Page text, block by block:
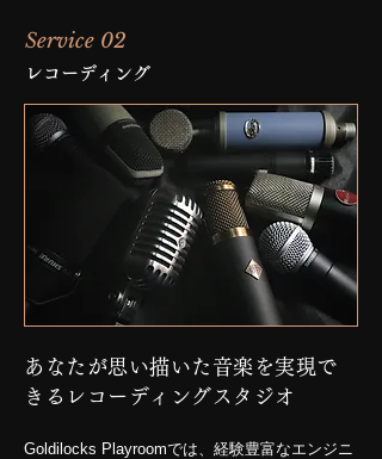
Service 02
レコーディング
あなたが思い描いた音楽を実現で
きるレコーディングスタジオ
Goldilocks Playroomでは、経験豊富なエンジニ